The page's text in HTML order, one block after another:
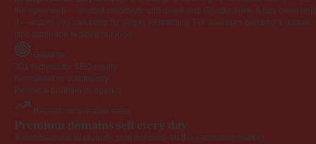
the open web — instant credibility with users and Google alike. It has been
it — equity you can keep by simply redirecting. For investors building a
time someone reads it out loud.
Great for
301 redirect for SEO equity
Newsletter or community
Personal portfolio or agency
Recent comparable sales
Premium domains sell every day
A small sample of recently sold domains on the secondary market.